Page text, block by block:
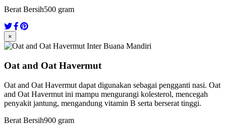
Berat Bersih500 gram
×
Oat and Oat Havermut
Oat and Oat Havermut dapat digunakan sebagai pengganti nasi. Oat
and Oat Havermut ini mampu mengurangi kolesterol, mencegah
penyakit jantung, mengandung vitamin B serta berserat tinggi.
Berat Bersih900 gram